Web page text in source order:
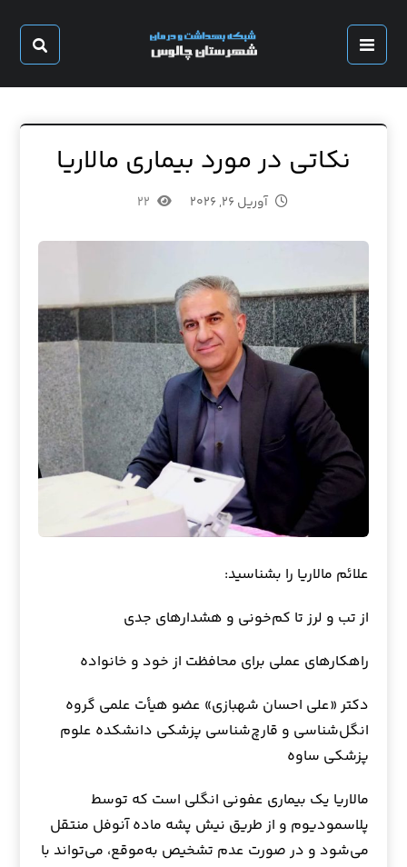
نکاتی در مورد بیماری مالاریا
آوریل ۲۶, ۲۰۲۶ ۲۲
علائم مالاریا را بشناسید:
از تب و لرز تا کم‌خونی و هشدارهای جدی
راهکارهای عملی برای محافظت از خود و خانواده
دکتر «علی احسان شهبازی» عضو هیأت علمی گروه
انگل‌شناسی و قارچ‌شناسی پزشکی دانشکده علوم
پزشکی ساوه
مالاریا یک بیماری عفونی انگلی است که توسط
پلاسمودیوم و از طریق نیش پشه ماده آنوفل منتقل
می‌شود و در صورت عدم تشخیص به‌موقع، می‌تواند با